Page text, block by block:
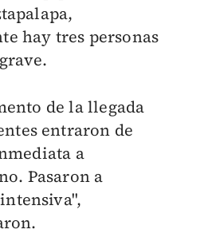
hay tres personas
de la llegada
entraron de
a
Pasaron a